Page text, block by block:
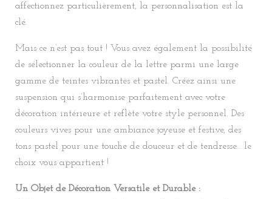
affectionnez particulièrement, la personnalisation est la
clé.
Mais ce n’est pas tout ! Vous avez également la possibilité
de sélectionner la couleur de la lettre parmi une large
gamme de teintes vibrantes et pastel. Créez ainsi une
suspension qui s’harmonise parfaitement avec votre
décoration intérieure et reflète votre style personnel. Des
couleurs vives pour une ambiance joyeuse et festive, des
tons pastel pour une touche de douceur et de tendresse… le
choix vous appartient !
Un Objet de Décoration Versatile et Durable :